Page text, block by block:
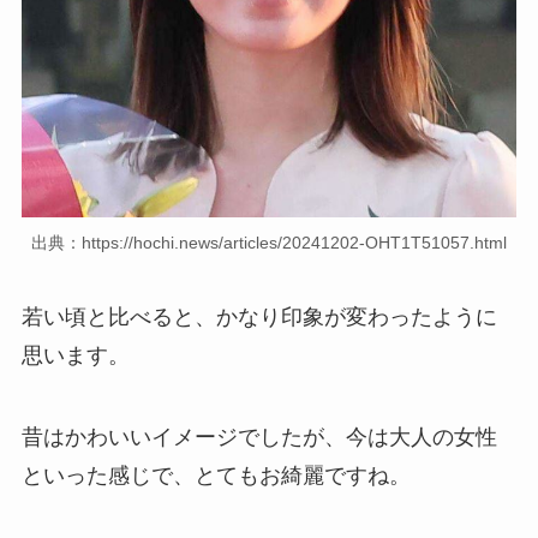
出典：https://hochi.news/articles/20241202-OHT1T51057.html
若い頃と比べると、かなり印象が変わったように
思います。
昔はかわいいイメージでしたが、今は大人の女性
といった感じで、とてもお綺麗ですね。